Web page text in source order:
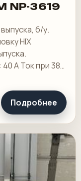
NP-3619
б/у.
HIX
А Ток при 380
Подробнее